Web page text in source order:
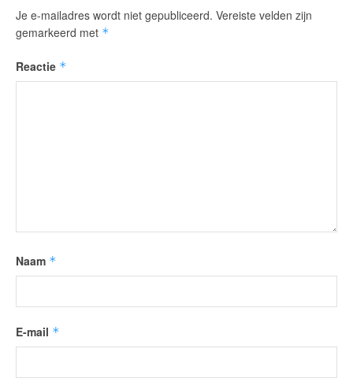
Je e-mailadres wordt niet gepubliceerd. Vereiste velden zijn
gemarkeerd met *
Reactie *
Naam *
E-mail *